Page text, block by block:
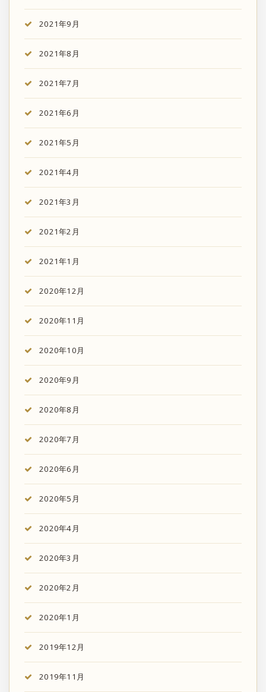
2021年9月
2021年8月
2021年7月
2021年6月
2021年5月
2021年4月
2021年3月
2021年2月
2021年1月
2020年12月
2020年11月
2020年10月
2020年9月
2020年8月
2020年7月
2020年6月
2020年5月
2020年4月
2020年3月
2020年2月
2020年1月
2019年12月
2019年11月